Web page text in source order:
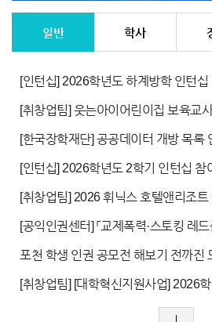
[인턴십] 2026학년도 하계방학 인턴
[취창업팀] 웃는아이어린이집 보육교사
[한국장학재단] 공공데이터 개방 목록
[인턴십] 2026학년도 2학기 인턴십 참
[취창업팀] 2026 휘닉스 호텔앤리조
[공익인권센터] 「교제폭력·스토킹 레
포천 학생 인권 공모전 해보기 전까진
[취창업팀] [대학혁신지원사업] 2026